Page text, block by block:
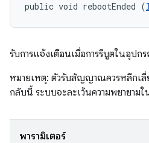
public void rebootEnded (
รับการแจ้งเตือนเมื่อการรีบูตในอุป
หมายเหตุ: ตัวรับสัญญาณควรหลีกเลี่ย
กลับนี้ ระบบจะละเว้นความพยายามใ
พารามิเตอร์